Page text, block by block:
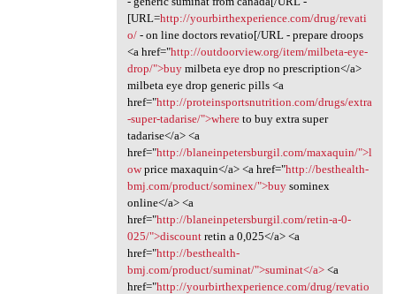
[URL=http://yourbirthexperience.com/drug/revati
o/- on line doctors revatio[/URL - prepare droops
<a href="http://outdoorview.org/item/milbeta-eye-
drop/">buymilbeta eye drop no prescription</a>
milbeta eye drop generic pills <a
href="http://proteinsportsnutrition.com/drugs/extra
-super-tadarise/">whereto buy extra super
tadarise</a> <a
href="http://blaneinpetersburgil.com/maxaquin/">l
owprice maxaquin</a> <a href="http://besthealth-
bmj.com/product/sominex/">buysominex
online</a> <a
href="http://blaneinpetersburgil.com/retin-a-0-
025/">discountretin a 0,025</a> <a
href="http://besthealth-
bmj.com/product/suminat/">suminat</a><a
href="http://yourbirthexperience.com/drug/revatio